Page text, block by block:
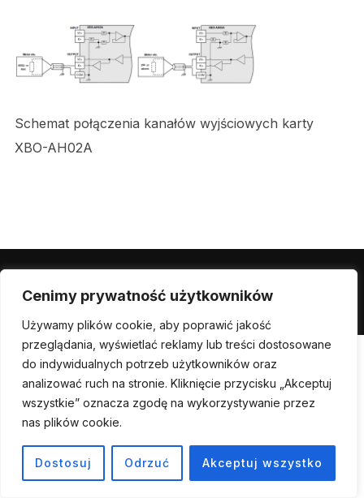
Cenimy prywatność użytkowników
Używamy plików cookie, aby poprawić jakość
przeglądania, wyświetlać reklamy lub treści dostosowane
do indywidualnych potrzeb użytkowników oraz
analizować ruch na stronie. Kliknięcie przycisku „Akceptuj
wszystkie” oznacza zgodę na wykorzystywanie przez
nas plików cookie.
Dostosuj Odrzuć Akceptuj wszystko
Schemat połączenia kanałów wyjściowych karty
XBO-AH02A
Inspiro WordPress Theme byWPZOOM